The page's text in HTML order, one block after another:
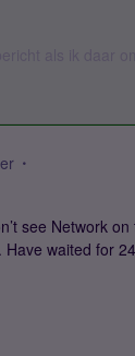
see Network
waited for